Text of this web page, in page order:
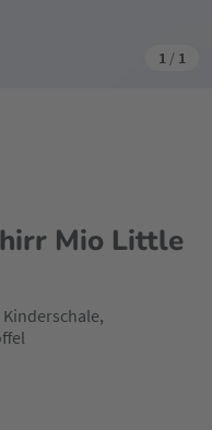
1 / 1
Mio Little